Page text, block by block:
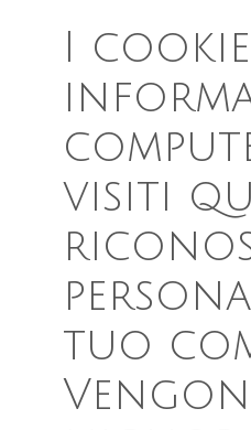
I
visiti
tuo